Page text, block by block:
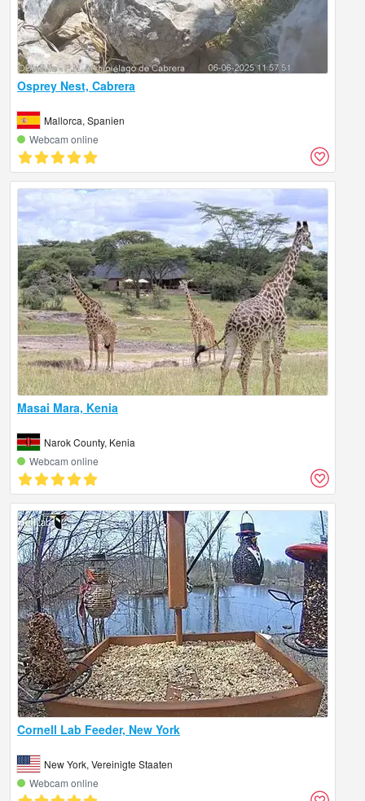
Osprey Nest, Cabrera
Mallorca, Spanien
Webcam online
Masai Mara, Kenia
Narok County, Kenia
Webcam online
Cornell Lab Feeder, New York
New York, Vereinigte Staaten
Webcam online